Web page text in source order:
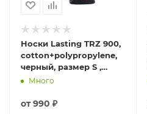
Носки Lasting TRZ 900,
cotton+polypropylene,
черный, размер S ,
TRZ900S
Много
от990 ₽